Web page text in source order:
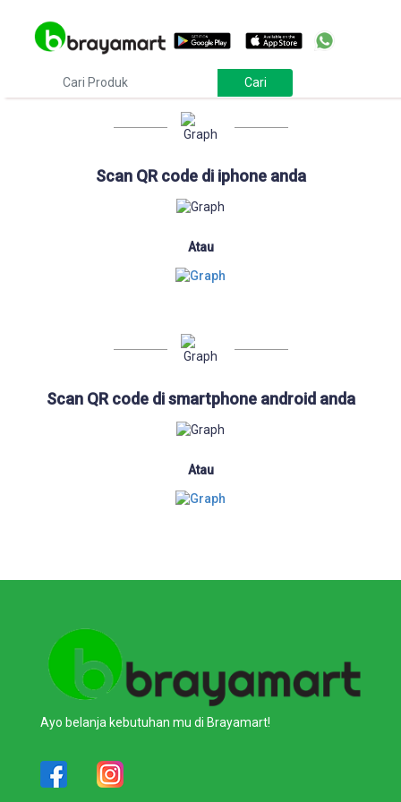
Download
Scan QR code di iphone anda
Atau
Scan QR code di smartphone android anda
Atau
Ayo belanja kebutuhan mu di Brayamart!